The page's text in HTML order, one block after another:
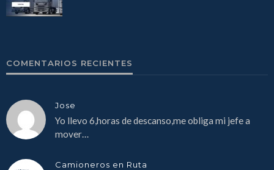
COMENTARIOS RECIENTES
Jose
Yo llevo 6,horas de descanso,me obliga mi jefe a
mover…
Camioneros en Ruta